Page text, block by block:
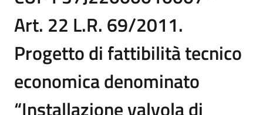
Art. 22 L.R. 69/2011.
Progetto di fattibilità tecnico
economica denominato
“Installazione valvola di